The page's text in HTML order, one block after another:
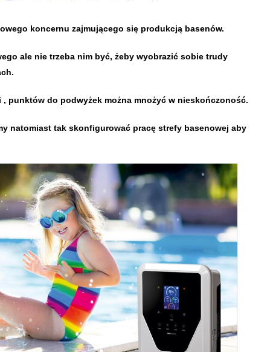
koncernu zajmującego się produkcją basenów.
ale nie trzeba nim być, żeby wyobrazić sobie trudy
punktów do podwyżek można mnożyć w nieskończoność.
natomiast tak skonfigurować pracę strefy basenowej aby